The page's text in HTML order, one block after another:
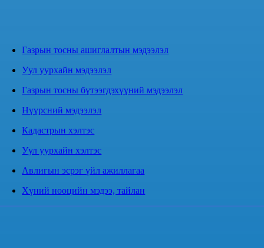
Газрын тосны ашиглалтын мэдээлэл
Уул уурхайн мэдээлэл
Газрын тосны бүтээгдэхүүний мэдээлэл
Нүүрсний мэдээлэл
Кадастрын хэлтэс
Уул уурхайн хэлтэс
Авлигын эсрэг үйл ажиллагаа
Хүний нөөцийн мэдээ, тайлан